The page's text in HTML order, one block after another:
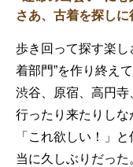
さあ、古着を探しに
歩き回って探す楽し
着部門”を作り終え
渋谷、原宿、高円
行ったり来たりしな
「これ欲しい！」
当に久しぶりだっ